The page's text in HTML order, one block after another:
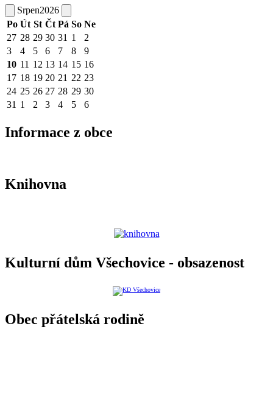
Srpen2026
Po Út St Čt Pá So Ne
27 28 29 30 31 1
2
3
4 5 6 7 8
9
10 11 12 13 14 15 16
17 18 19 20 21 22 23
24 25 26 27 28 29 30
31 1 2 3 4 5 6
Informace z obce
Knihovna
Kulturní dům Všechovice - obsazenost
Obec přátelská rodině